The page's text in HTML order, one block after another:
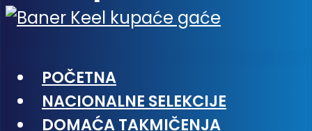
POČETNA
NACIONALNE SELEKCIJE
DOMAĆA TAKMIČENJA